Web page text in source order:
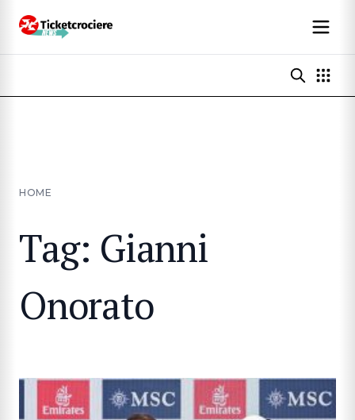
HOME
Tag: Gianni
Onorato